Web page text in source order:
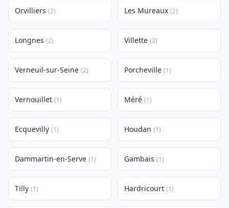
Orvilliers (2) Les Mureaux (2)
Longnes (2) Villette (2)
Verneuil-sur-Seine (2) Porcheville (1)
Vernouillet (1) Méré (1)
Ecquevilly (1) Houdan (1)
Dammartin-en-Serve (1) Gambais (1)
Tilly (1) Hardricourt (1)